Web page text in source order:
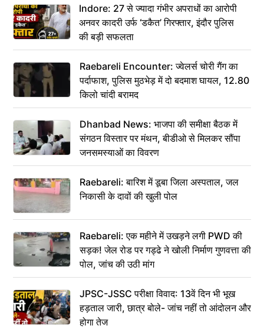
Indore: 27 से ज्यादा गंभीर अपराधों का आरोपी
अनवर कादरी उर्फ ‘डकैत’ गिरफ्तार, इंदौर पुलिस
की बड़ी सफलता
Raebareli Encounter: ज्वेलर्स चोरी गैंग का
पर्दाफाश, पुलिस मुठभेड़ में दो बदमाश घायल, 12.80
किलो चांदी बरामद
Dhanbad News: भाजपा की समीक्षा बैठक में
संगठन विस्तार पर मंथन, बीडीओ से मिलकर सौंपा
जनसमस्याओं का विवरण
Raebareli: बारिश में डूबा जिला अस्पताल, जल
निकासी के दावों की खुली पोल
Raebareli: एक महीने में उखड़ने लगी PWD की
सड़क! जेल रोड पर गड्ढे ने खोली निर्माण गुणवत्ता की
पोल, जांच की उठी मांग
JPSC-JSSC परीक्षा विवाद: 13वें दिन भी भूख
हड़ताल जारी, छात्र बोले- जांच नहीं तो आंदोलन और
होगा तेज